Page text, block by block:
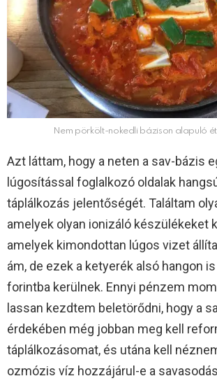
Nem pörkölt-nokedli bázison alapuló
Azt láttam, hogy a neten a sav-bázis
lúgosítással foglalkozó oldalak
táplálkozás jelentőségét. Találtam
amelyek olyan ionizáló készülékeket
amelyek kimondottan lúgos vizet
ám, de ezek a ketyerék alsó hangon
forintba kerülnek. Ennyi pénzem
lassan kezdtem beletörődni, hogy a
érdekében még jobban meg kell
táplálkozásomat, és utána kell
ozmózis víz hozzájárul-e a